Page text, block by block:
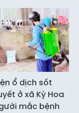
ổ dịch sốt
ở xã Kỳ Hoa
mắc bệnh